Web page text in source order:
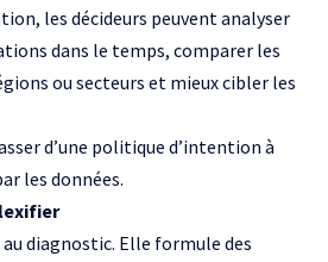
les décideurs peuvent analyser
dans le temps, comparer les
ou secteurs et mieux cibler les
d’une politique d’intention à
les données.
au diagnostic. Elle formule des